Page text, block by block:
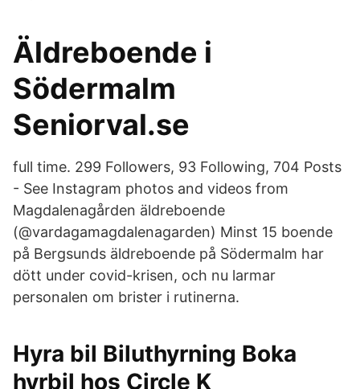
Äldreboende i
Södermalm
Seniorval.se
full time. 299 Followers, 93 Following, 704 Posts
- See Instagram photos and videos from
Magdalenagården äldreboende
(@vardagamagdalenagarden) Minst 15 boende
på Bergsunds äldreboende på Södermalm har
dött under covid-krisen, och nu larmar
personalen om brister i rutinerna.
Hyra bil Biluthyrning Boka
hyrbil hos Circle K